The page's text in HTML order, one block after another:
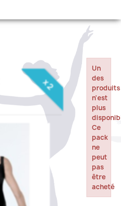
x 2
Un
des
produits
n'est
plus
Ce
pack
ne
peut
pas
être
acheté